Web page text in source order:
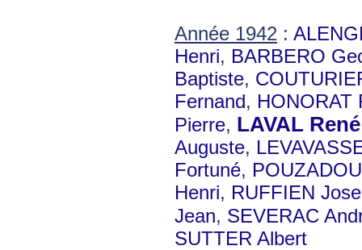
Année 1942 :
Henri, BARBERO
Baptiste,
Fernand, HONORAT
Pierre, LAVAL René
Auguste,
Fortuné,
Henri, RUFFIEN
Jean, SEVERAC
SUTTER Albert